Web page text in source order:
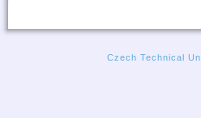
Czech Technical